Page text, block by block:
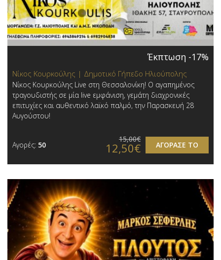
Έκπτωση -17%
Νίκος Κουρκούλης | Δημοτικό Γήπεδο Ηλιούπολης
Νίκος Κουρκούλης Live στη Θεσσαλονίκη! Ο αγαπημένος
τραγουδιστής σε μία live εμφάνιση, γεμάτη διαχρονικές
επιτυχίες και αυθεντικό λαϊκό παλμό, την Παρασκευή 28
Αυγούστου!
Αγορές: 50 ΑΓΟΡΑΣΕ ΤΟ
15,00€
12,50€